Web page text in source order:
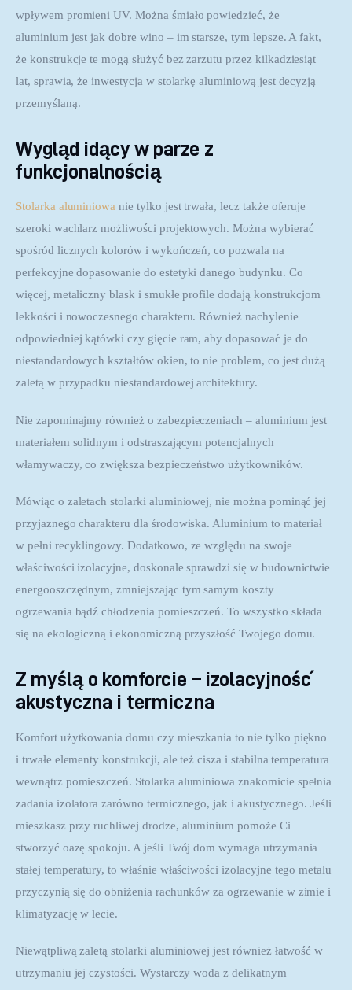
wpływem promieni UV. Można śmiało powiedzieć, że
aluminium jest jak dobre wino – im starsze, tym lepsze. A fakt,
że konstrukcje te mogą służyć bez zarzutu przez kilkadziesiąt
lat, sprawia, że inwestycja w stolarkę aluminiową jest decyzją
przemyślaną.
Wygląd idący w parze z
funkcjonalnością
Stolarka aluminiowa nie tylko jest trwała, lecz także oferuje
szeroki wachlarz możliwości projektowych. Można wybierać
spośród licznych kolorów i wykończeń, co pozwala na
perfekcyjne dopasowanie do estetyki danego budynku. Co
więcej, metaliczny blask i smukłe profile dodają konstrukcjom
lekkości i nowoczesnego charakteru. Również nachylenie
odpowiedniej kątówki czy gięcie ram, aby dopasować je do
niestandardowych kształtów okien, to nie problem, co jest dużą
zaletą w przypadku niestandardowej architektury.
Nie zapominajmy również o zabezpieczeniach – aluminium jest
materiałem solidnym i odstraszającym potencjalnych
włamywaczy, co zwiększa bezpieczeństwo użytkowników.
Mówiąc o zaletach stolarki aluminiowej, nie można pominąć jej
przyjaznego charakteru dla środowiska. Aluminium to materiał
w pełni recyklingowy. Dodatkowo, ze względu na swoje
właściwości izolacyjne, doskonale sprawdzi się w budownictwie
energooszczędnym, zmniejszając tym samym koszty
ogrzewania bądź chłodzenia pomieszczeń. To wszystko składa
się na ekologiczną i ekonomiczną przyszłość Twojego domu.
Z myślą o komforcie – izolacyjność
akustyczna i termiczna
Komfort użytkowania domu czy mieszkania to nie tylko piękno
i trwałe elementy konstrukcji, ale też cisza i stabilna temperatura
wewnątrz pomieszczeń. Stolarka aluminiowa znakomicie spełnia
zadania izolatora zarówno termicznego, jak i akustycznego. Jeśli
mieszkasz przy ruchliwej drodze, aluminium pomoże Ci
stworzyć oazę spokoju. A jeśli Twój dom wymaga utrzymania
stałej temperatury, to właśnie właściwości izolacyjne tego metalu
przyczynią się do obniżenia rachunków za ogrzewanie w zimie i
klimatyzację w lecie.
Niewątpliwą zaletą stolarki aluminiowej jest również łatwość w
utrzymaniu jej czystości. Wystarczy woda z delikatnym